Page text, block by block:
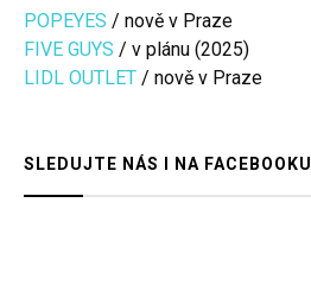
POPEYES / nově v Praze
FIVE GUYS / v plánu (2025)
LIDL OUTLET / nově v Praze
SLEDUJTE NÁS I NA FACEBOOKU